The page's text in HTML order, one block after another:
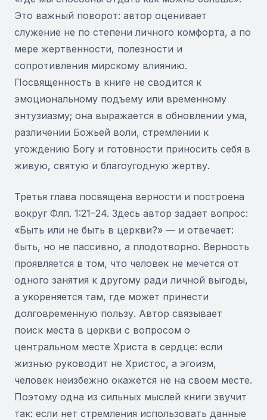
Это важный поворот: автор оценивает
служение не по степени личного комфорта, а по
мере жертвенности, полезности и
сопротивления мирскому влиянию.
Посвященность в книге не сводится к
эмоциональному подъему или временному
энтузиазму; она выражается в обновлении ума,
различении Божьей воли, стремлении к
угождению Богу и готовности приносить себя в
живую, святую и благоугодную жертву.
Третья глава посвящена верности и построена
вокруг Флп. 1:21–24. Здесь автор задает вопрос:
«Быть или не быть в церкви?» — и отвечает:
быть, но не пассивно, а плодотворно. Верность
проявляется в том, что человек не мечется от
одного занятия к другому ради личной выгоды,
а укореняется там, где может принести
долговременную пользу. Автор связывает
поиск места в церкви с вопросом о
центральном месте Христа в сердце: если
жизнью руководит не Христос, а эгоизм,
человек неизбежно окажется не на своем месте.
Поэтому одна из сильных мыслей книги звучит
так: если нет стремления использовать данные